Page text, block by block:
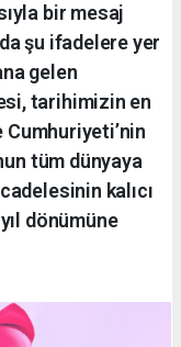
bir mesaj
şu ifadelere yer
gelen
tarihimizin en
tüm dünyaya
kalıcı
dönümüne